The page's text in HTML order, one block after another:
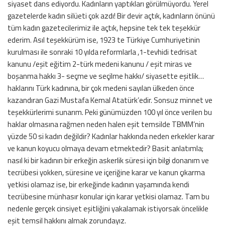
siyaset dans ediyordu. Kadınların yaptıkları görülmüyordu. Yerel
gazetelerde kadın silüeti çok azdı! Bir devir açtık, kadınların önünü
tüm kadın gazetecilerimiz ile açtık, hepsine tek tek teşekkür
ederim. Asıl teşekkürüm ise, 1923 te Türkiye Cumhuriyetinin
kurulması ile sonraki 10 yılda reformlarla ,1-tevhidi tedrisat
kanunu /eşit eğitim 2-türk medeni kanunu / eşit miras ve
boşanma hakkı 3- seçme ve seçilme hakkı/ siyasette eşitlik…
haklarını Türk kadınına, bir çok medeni sayılan ülkeden önce
kazandıran Gazi Mustafa Kemal Atatürk’edir. Sonsuz minnet ve
teşekkürlerimi sunarım. Peki günümüzden 100 yıl önce verilen bu
haklar olmasına rağmen neden halen eşit temsilde TBMM’nin
yüzde 50 si kadın değildir? Kadınlar hakkında neden erkekler karar
ve kanun koyucu olmaya devam etmektedir? Basit anlatımla;
nasıl ki bir kadının bir erkeğin askerlik süresi için bilgi donanım ve
tecrübesi yokken, süresine ve içeriğine karar ve kanun çıkarma
yetkisi olamaz ise, bir erkeğinde kadının yaşamında kendi
tecrübesine münhasır konular için karar yetkisi olamaz. Tam bu
nedenle gerçek cinsiyet eşitliğini yakalamak istiyorsak öncelikle
eşit temsil hakkını almak zorundayız.